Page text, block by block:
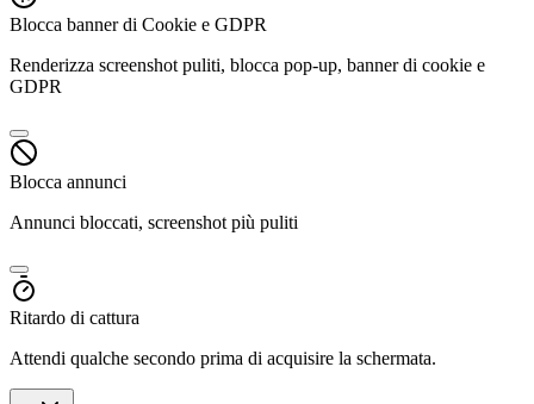
Blocca banner di Cookie e GDPR
Renderizza screenshot puliti, blocca pop-up, banner di cookie e
GDPR
Blocca annunci
Annunci bloccati, screenshot più puliti
Ritardo di cattura
Attendi qualche secondo prima di acquisire la schermata.